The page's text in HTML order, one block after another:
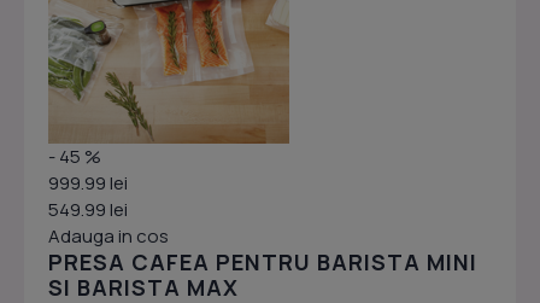
- 45 %
999.99 lei
549.99 lei
Adauga in cos
PRESA CAFEA PENTRU BARISTA MINI
SI BARISTA MAX